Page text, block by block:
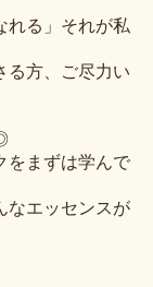
れる」それが私
る方、ご尽力い
をまずは学んで
なエッセンスが